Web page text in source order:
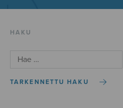
HAKU
TARKENNETTU HAKU